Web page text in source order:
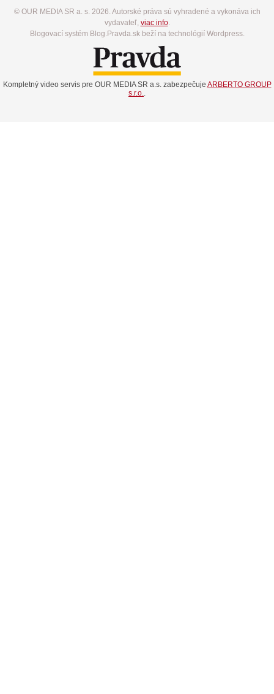
© OUR MEDIA SR a. s. 2026. Autorské práva sú vyhradené a vykonáva ich
vydavateľ, viac info.
Blogovací systém Blog.Pravda.sk beží na technológií Wordpress.
Kompletný video servis pre OUR MEDIA SR a.s. zabezpečuje ARBERTO GROUP
s.r.o..